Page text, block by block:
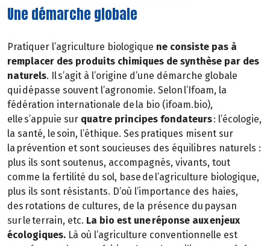
Une démarche globale
Pratiquer l’agriculture biologique ne consiste pas à
remplacer des produits chimiques de synthèse par des
naturels. Il s’agit à l’origine d’une démarche globale
qui dépasse souvent l’agronomie. Selon l’Ifoam, la
fédération internationale de la bio (ifoam.bio),
elle s’appuie sur quatre principes fondateurs: l’écologie,
la santé, le soin, l’éthique. Ses pratiques misent sur
la prévention et sont soucieuses des équilibres naturels :
plus ils sont soutenus, accompagnés, vivants, tout
comme la fertilité du sol, base de l’agriculture biologique,
plus ils sont résistants. D’où l’importance des haies,
des rotations de cultures, de la présence du paysan
sur le terrain, etc. La bio est une réponse aux enjeux
écologiques. Là où l’agriculture conventionnelle est